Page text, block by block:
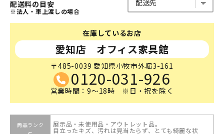
配送料の目安
※法人・車上渡しの場合
在庫しているお店
愛知店 オフィス家具館
〒485-0039 愛知県小牧市外堀3-161
0120-031-926
営業時間：9～18時 ※日・祝を除く
商品ランク 展示品・未使用品・アウトレット品。
目立ったキズ、汚れは見当たらず、とても綺麗な状